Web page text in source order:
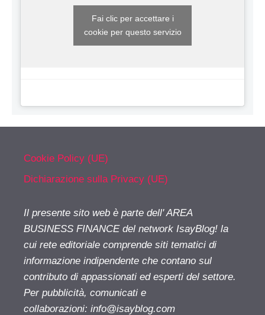
Fai clic per accettare i
cookie per questo servizio
Cookie Policy (UE)
Dichiarazione sulla Privacy (UE)
Il presente sito web è parte dell' AREA
BUSINESS FINANCE del network IsayBlog! la
cui rete editoriale comprende siti tematici di
informazione indipendente che contano sul
contributo di appassionati ed esperti del settore.
Per pubblicità, comunicati e
collaborazioni: info@isayblog.com